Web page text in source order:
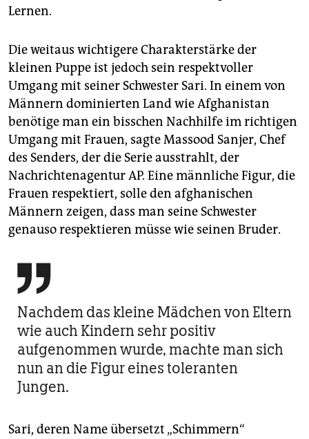
Lernen.
Die weitaus wichtigere Charakterstärke der
kleinen Puppe ist jedoch sein respektvoller
Umgang mit seiner Schwester Sari. In einem von
Männern dominierten Land wie Afghanistan
benötige man ein bisschen Nachhilfe im richtigen
Umgang mit Frauen, sagte Massood Sanjer, Chef
des Senders, der die Serie ausstrahlt, der
Nachrichtenagentur AP. Eine männliche Figur, die
Frauen respektiert, solle den afghanischen
Männern zeigen, dass man seine Schwester
genauso respektieren müsse wie seinen Bruder.

Nachdem das kleine Mädchen von Eltern
wie auch Kindern sehr positiv
aufgenommen wurde, machte man sich
nun an die Figur eines toleranten
Jungen.
Sari, deren Name übersetzt „Schimmern“